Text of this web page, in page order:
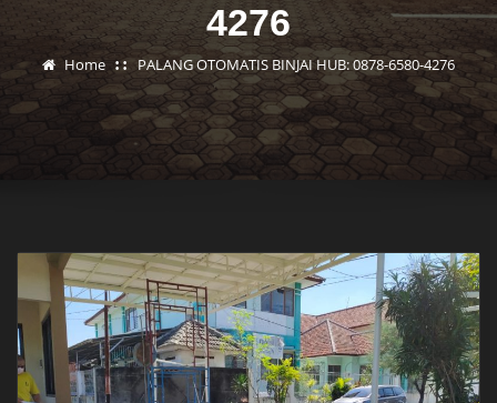
4276
Home PALANG OTOMATIS BINJAI HUB: 0878-6580-4276